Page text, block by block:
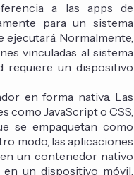
a las apps de
para un sistema
ejecutará. Normalmente,
vinculadas al sistema
requiere un dispositivo
en forma nativa. Las
como JavaScript o CSS,
se empaquetan como
modo, las aplicaciones
un contenedor nativo
un dispositivo móvil,